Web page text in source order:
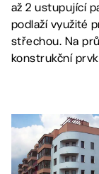
až 2 ustupující
podlaží využité
střechou. Na
konstrukční